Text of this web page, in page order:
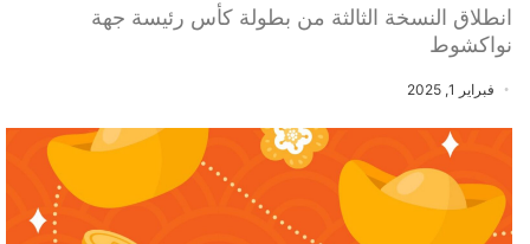
انطلاق النسخة الثالثة من بطولة كأس رئيسة جهة
نواكشوط
فبراير 1, 2025